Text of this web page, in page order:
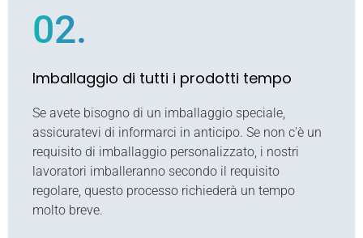
02.
Imballaggio di tutti i prodotti tempo
Se avete bisogno di un imballaggio speciale,
assicuratevi di informarci in anticipo. Se non c'è un
requisito di imballaggio personalizzato, i nostri
lavoratori imballeranno secondo il requisito
regolare, questo processo richiederà un tempo
molto breve.